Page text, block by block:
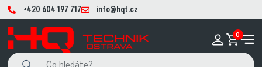
+420 604 197 717 info@hqt.cz
0